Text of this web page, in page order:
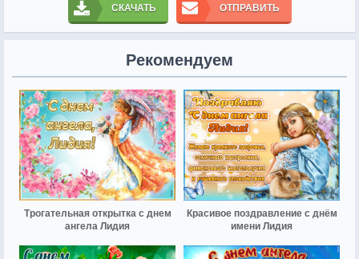
СКАЧАТЬ ОТПРАВИТЬ
Рекомендуем
Трогательная открытка с днем
ангела Лидия
Красивое поздравление с днём
имени Лидия